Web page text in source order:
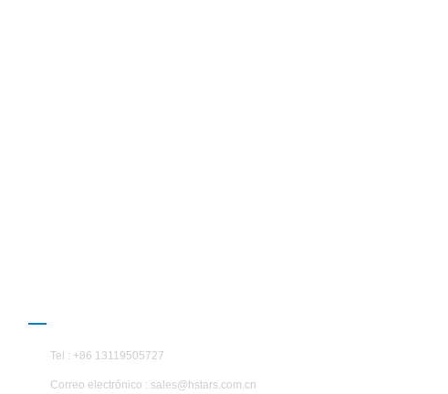
Tel : +86 13119505727
Correo electrónico : sales@hstars.com.cn